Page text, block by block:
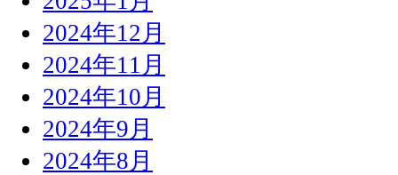
2024年12月
2024年11月
2024年10月
2024年9月
2024年8月